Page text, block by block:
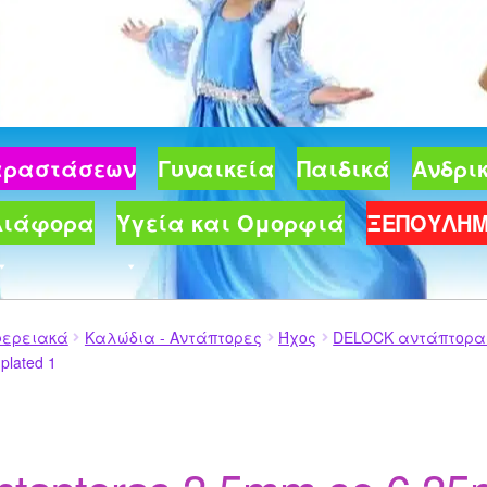
Γυναικεία Παιδικά
Υγεία και Ομορφιά
Καλώδια - Αντάπτορες Ήχος
DELOCK
1